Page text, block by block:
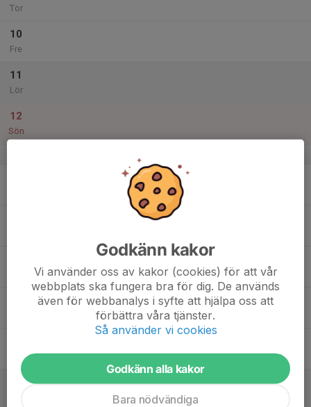
Tor
10
Fre
11
Lör
12
Sön
Godkänn kakor
Vi använder oss av kakor (cookies) för att vår
webbplats ska fungera bra för dig. De används
även för webbanalys i syfte att hjälpa oss att
förbättra våra tjänster.
Så använder vi cookies
Godkänn alla kakor
Bara nödvändiga